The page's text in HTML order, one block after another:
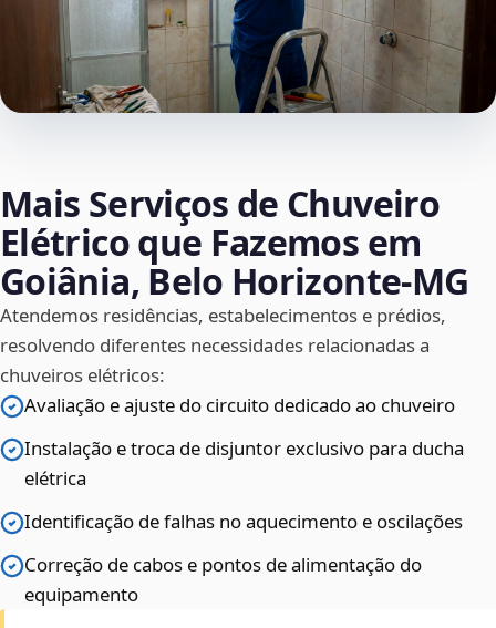
Mais Serviços de Chuveiro
Elétrico que Fazemos em
Goiânia, Belo Horizonte‑MG
Atendemos residências, estabelecimentos e prédios,
resolvendo diferentes necessidades relacionadas a
chuveiros elétricos:
Avaliação e ajuste do circuito dedicado ao chuveiro
Instalação e troca de disjuntor exclusivo para ducha
elétrica
Identificação de falhas no aquecimento e oscilações
Correção de cabos e pontos de alimentação do
equipamento